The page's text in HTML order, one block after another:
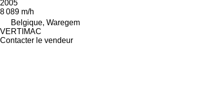
2005
8 089 m/h
Belgique, Waregem
VERTIMAC
Contacter le vendeur